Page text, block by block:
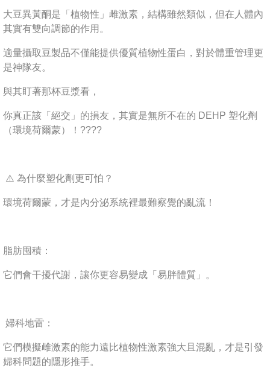
大豆異黃酮是「植物性」雌激素，結構雖然類似，但在人體內
其實有雙向調節的作用。
適量攝取豆製品不僅能提供優質植物性蛋白，對於體重管理更
是神隊友。
與其盯著那杯豆漿看，
你真正該「絕交」的損友，其實是無所不在的 DEHP 塑化劑
（環境荷爾蒙）！????
⚠️ 為什麼塑化劑更可怕？
環境荷爾蒙，才是內分泌系統裡最難察覺的亂流！
脂肪囤積：
它們會干擾代謝，讓你更容易變成「易胖體質」。
婦科地雷：
它們模擬雌激素的能力遠比植物性激素強大且混亂，才是引發
婦科問題的隱形推手。